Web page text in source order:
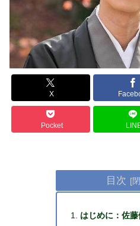
X
Pocket
目次
はじめに：佐